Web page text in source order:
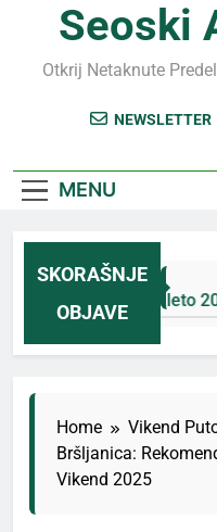
Seoski
Otkrij Netaknute
NEWSLETTER
MENU
SKORAŠNJE
OBJAVE
Jahorina leto 2026:
Home
Vikend
Bršljanica:
Vikend 2025